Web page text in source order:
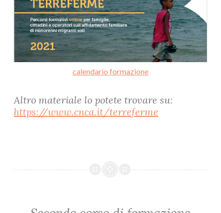
calendario formazione
Altro materiale lo potete trovare su:
https://www.cnca.it/terreferme